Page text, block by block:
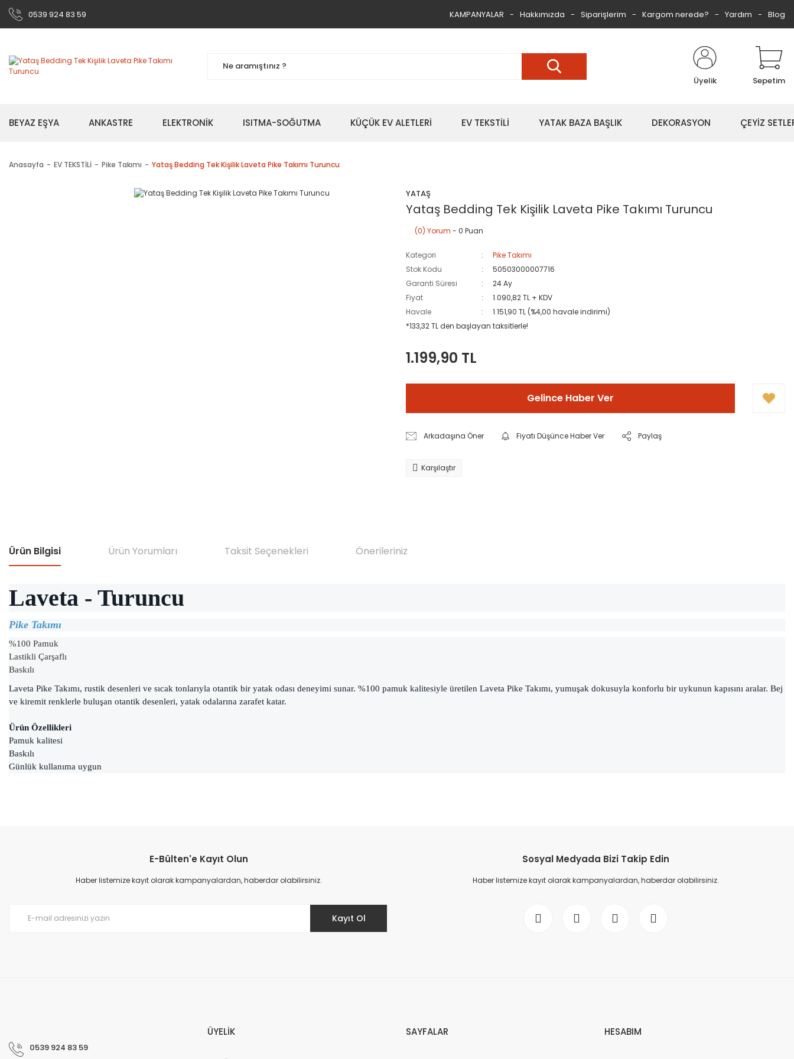
0539 924 83 59 KAMPANYALAR Hakkımızda Siparişlerim Kargom nerede? Yardım Blog
Üyelik Sepetim
BEYAZ EŞYA ANKASTRE ELEKTRONİK ISITMA-SOĞUTMA KÜÇÜK EV ALETLERİ EV TEKSTİLİ YATAK BAZA BAŞLIK DEKORASYON ÇEYİZ
Anasayfa EV TEKSTİLİ Pike Takımı Yataş Bedding Tek Kişilik Laveta Pike Takımı Turuncu
YATAŞ
Yataş Bedding Tek Kişilik Laveta Pike Takımı Turuncu
(0) Yorum - 0 Puan
Kategori
Pike Takımı
Stok Kodu
50503000007716
Garanti Süresi
24 Ay
Fiyat
1.090,82 TL + KDV
Havale
1.151,90 TL (%4,00 havale indirimi)
*133,32 TL den başlayan taksitlerle!
1.199,90 TL
Gelince Haber Ver
Arkadaşına Öner Fiyatı Düşünce Haber Ver Paylaş
Karşılaştır
Ürün Bilgisi Ürün Yorumları Taksit Seçenekleri Önerileriniz
Laveta - Turuncu
Pike Takımı
%100 Pamuk
Lastikli Çarşaflı
Baskılı
Laveta Pike Takımı, rustik desenleri ve sıcak tonlarıyla otantik bir yatak odası deneyimi sunar. %100 pamuk kalitesiyle üretilen Laveta Pike Takımı, yumuşak dokusuyla konforlu bir uykunun kapısını aralar. Bej
ve kiremit renklerle buluşan otantik desenleri, yatak odalarına zarafet katar.
Ürün Özellikleri
Pamuk kalitesi
Baskılı
Günlük kullanıma uygun
Ürün resmi kalitesiz, bozuk veya görüntülenemiyor.
Ürün açıklamasında eksik bilgiler bulunuyor.
E-Bülten'e Kayıt Olun
Haber listemize kayıt olarak kampanyalardan, haberdar olabilirsiniz.
Kayıt Ol
Sosyal Medyada Bizi Takip Edin
Haber listemize kayıt olarak kampanyalardan, haberdar olabilirsiniz.
0539 924 83 59
ÜYELİK SAYFALAR HESABIM